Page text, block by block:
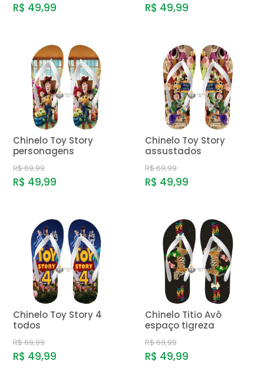
R$ 49,99 R$ 49,99
Chinelo Toy Story
personagens
R$ 69,99
R$ 49,99
Chinelo Toy Story
assustados
R$ 69,99
R$ 49,99
Chinelo Toy Story 4
todos
R$ 69,99
R$ 49,99
Chinelo Titio Avô
espaço tigreza
R$ 69,99
R$ 49,99